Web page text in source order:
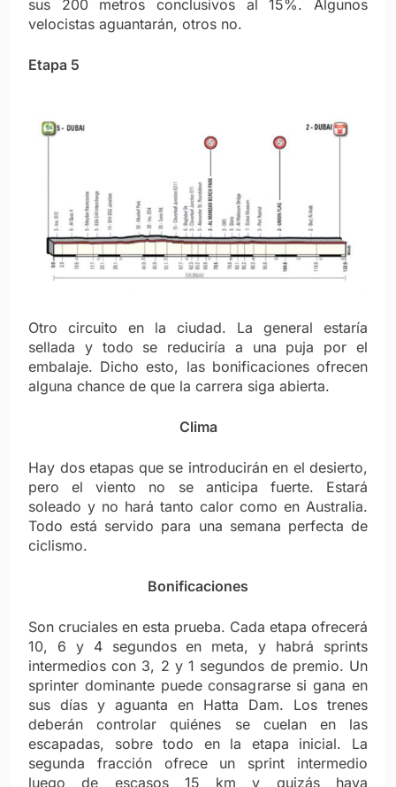
sus 200 metros conclusivos al 15%. Algunos
velocistas aguantarán, otros no.
Etapa 5
Otro circuito en la ciudad. La general estaría
sellada y todo se reduciría a una puja por el
embalaje. Dicho esto, las bonificaciones ofrecen
alguna chance de que la carrera siga abierta.
Clima
Hay dos etapas que se introducirán en el desierto,
pero el viento no se anticipa fuerte. Estará
soleado y no hará tanto calor como en Australia.
Todo está servido para una semana perfecta de
ciclismo.
Bonificaciones
Son cruciales en esta prueba. Cada etapa ofrecerá
10, 6 y 4 segundos en meta, y habrá sprints
intermedios con 3, 2 y 1 segundos de premio. Un
sprinter dominante puede consagrarse si gana en
sus días y aguanta en Hatta Dam. Los trenes
deberán controlar quiénes se cuelan en las
escapadas, sobre todo en la etapa inicial. La
segunda fracción ofrece un sprint intermedio
luego de escasos 15 km y quizás haya